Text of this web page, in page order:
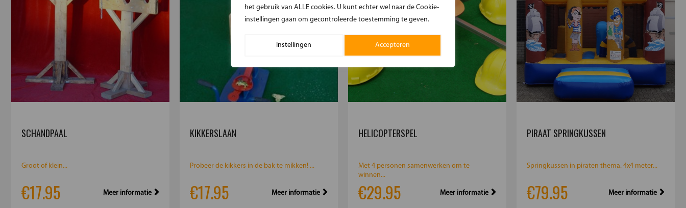
het gebruik van ALLE cookies. U kunt echter wel naar de Cookie-
instellingen gaan om gecontroleerde toestemming te geven.
Instellingen Accepteren
SCHANDPAAL
Groot of klein...
€17.95 Meer informatie
KIKKERSLAAN
Probeer de kikkers in de bak te mikken! ...
€17.95 Meer informatie
HELICOPTERSPEL
Met 4 personen samenwerken om te
winnen...
€29.95 Meer informatie
PIRAAT SPRINGKUSSEN
Springkussen in piraten thema. 4x4 meter...
€79.95 Meer informatie